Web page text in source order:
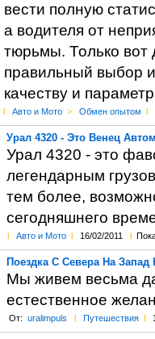
вести полную
а водителя от
тюрьмы. Только вот
правильный выбор
качеству и
l Авто и Мото > Обмен опытом l
Урал 4320 - Это Венец
Урал 4320 - это
легендарным
тем более,
сегодняшнего
l Авто и Мото l 16/02/2011 l
Поездка С Севера На Запад
Мы живем весьма
естественное
От: uralimpuls l Путешествия l